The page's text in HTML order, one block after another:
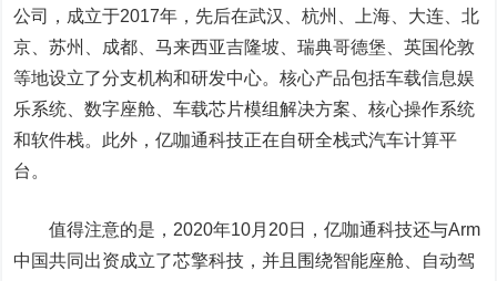
公司，成立于2017年，先后在武汉、杭州、上海、大连、北
京、苏州、成都、马来西亚吉隆坡、瑞典哥德堡、英国伦敦
等地设立了分支机构和研发中心。核心产品包括车载信息娱
乐系统、数字座舱、车载芯片模组解决方案、核心操作系统
和软件栈。此外，亿咖通科技正在自研全栈式汽车计算平
台。
值得注意的是，2020年10月20日，亿咖通科技还与Arm
中国共同出资成立了芯擎科技，并且围绕智能座舱、自动驾